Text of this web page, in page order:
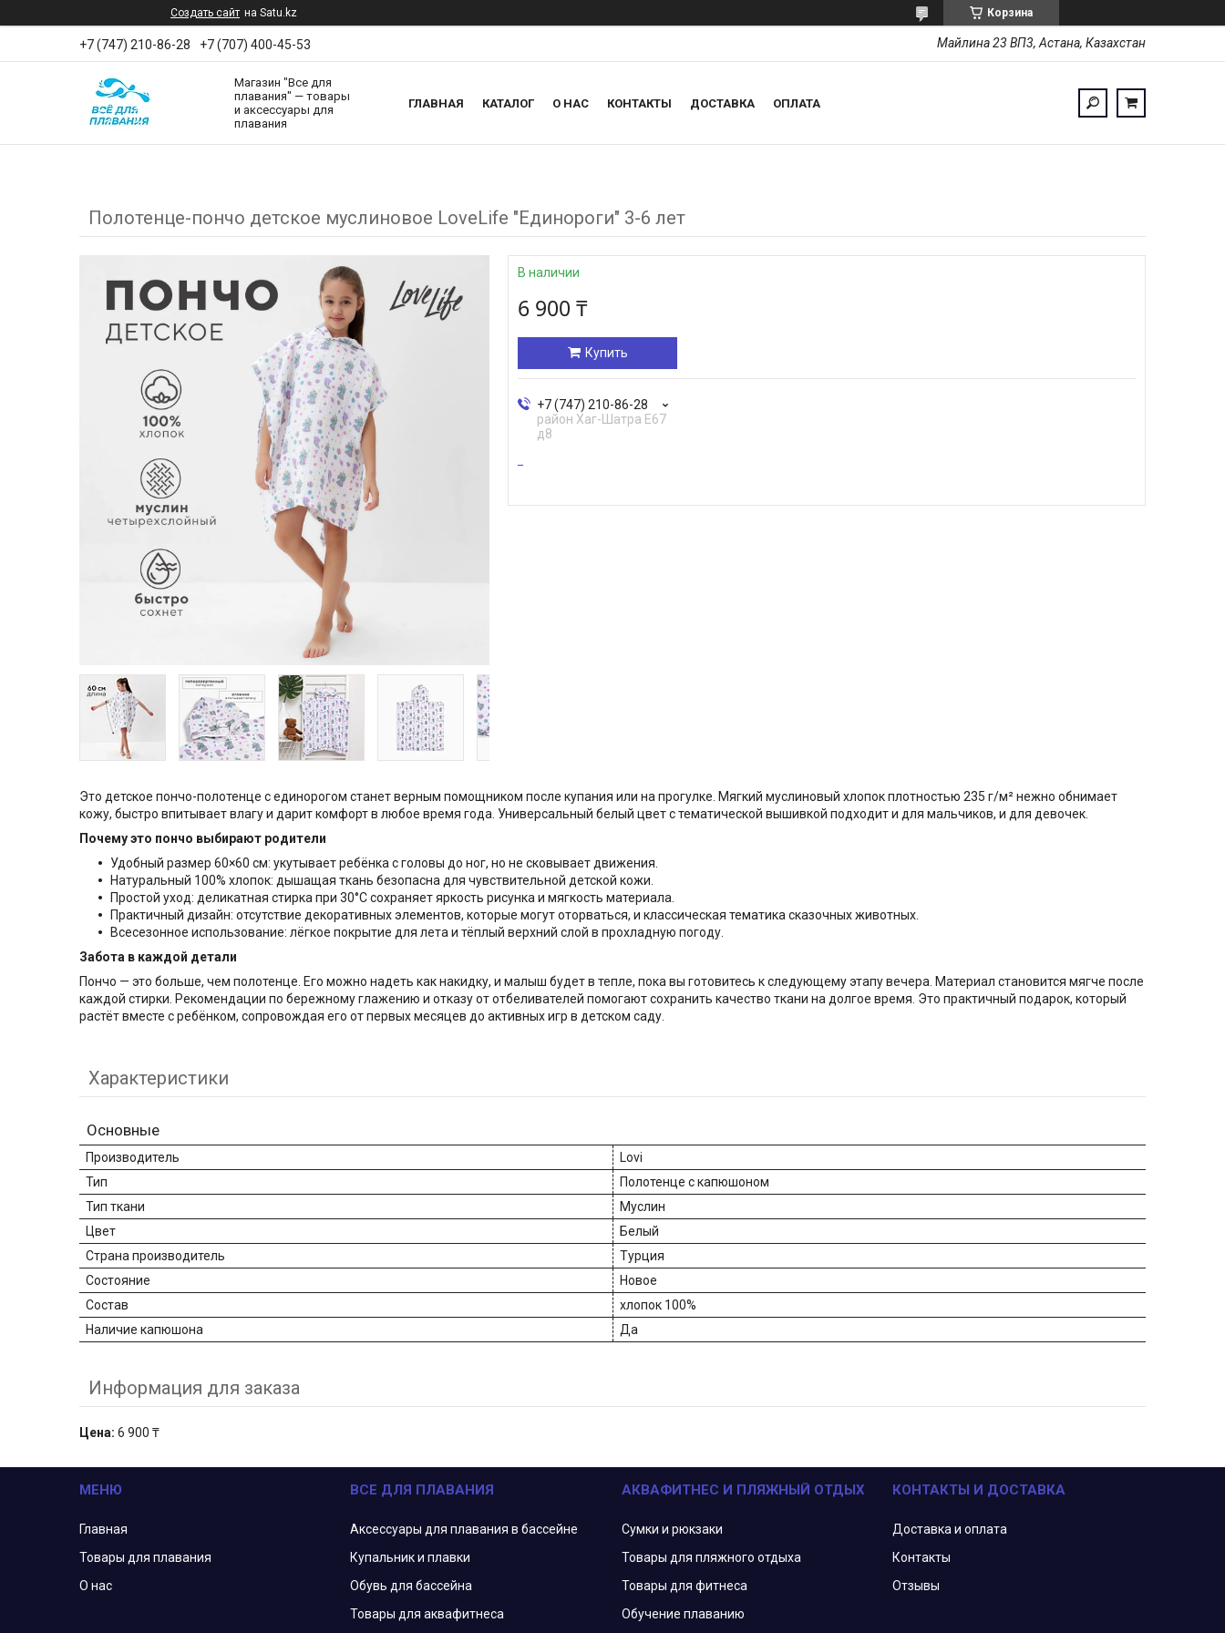
Создать сайт на Satu.kz Корзина
+7 (747) 210-86-28 +7 (707) 400-45-53 Майлина 23 ВП3, Астана, Казахстан
Магазин "Все для
плавания" — товары
и аксессуары для
плавания
ГЛАВНАЯ КАТАЛОГ О НАС КОНТАКТЫ ДОСТАВКА ОПЛАТА
Полотенце-пончо детское муслиновое LoveLife "Единороги" 3-6 лет
В наличии
6 900 ₸
Купить
+7 (747) 210-86-28
район Хаг-Шатра Е67
д8
Это детское пончо-полотенце с единорогом станет верным помощником после купания или на прогулке. Мягкий муслиновый хлопок плотностью 235 г/м² нежно обнимает
кожу, быстро впитывает влагу и дарит комфорт в любое время года. Универсальный белый цвет с тематической вышивкой подходит и для мальчиков, и для девочек.
Почему это пончо выбирают родители
Удобный размер 60×60 см: укутывает ребёнка с головы до ног, но не сковывает движения.
Натуральный 100% хлопок: дышащая ткань безопасна для чувствительной детской кожи.
Простой уход: деликатная стирка при 30°C сохраняет яркость рисунка и мягкость материала.
Практичный дизайн: отсутствие декоративных элементов, которые могут оторваться, и классическая тематика сказочных животных.
Всесезонное использование: лёгкое покрытие для лета и тёплый верхний слой в прохладную погоду.
Забота в каждой детали
Пончо — это больше, чем полотенце. Его можно надеть как накидку, и малыш будет в тепле, пока вы готовитесь к следующему этапу вечера. Материал становится мягче после
каждой стирки. Рекомендации по бережному глажению и отказу от отбеливателей помогают сохранить качество ткани на долгое время. Это практичный подарок, который
растёт вместе с ребёнком, сопровождая его от первых месяцев до активных игр в детском саду.
Характеристики
Основные
Производитель
Lovi
Тип
Полотенце с капюшоном
Тип ткани
Муслин
Цвет
Белый
Страна производитель
Турция
Состояние
Новое
Состав
хлопок 100%
Наличие капюшона
Да
Информация для заказа
Цена: 6 900 ₸
МЕНЮ
Главная
Товары для плавания
О нас
ВСЕ ДЛЯ ПЛАВАНИЯ
Аксессуары для плавания в бассейне
Купальник и плавки
Обувь для бассейна
Товары для аквафитнеса
АКВАФИТНЕС И ПЛЯЖНЫЙ ОТДЫХ
Сумки и рюкзаки
Товары для пляжного отдыха
Товары для фитнеса
Обучение плаванию
КОНТАКТЫ И ДОСТАВКА
Доставка и оплата
Контакты
Отзывы